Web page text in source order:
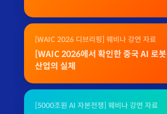
[WAIC 2026 디브리핑] 웨비나 강연 자료
[WAIC 2026에서 확인한 중국 AI 로봇
산업의 실체
[5000조원 AI 자본전쟁] 웨비나 강연 자료